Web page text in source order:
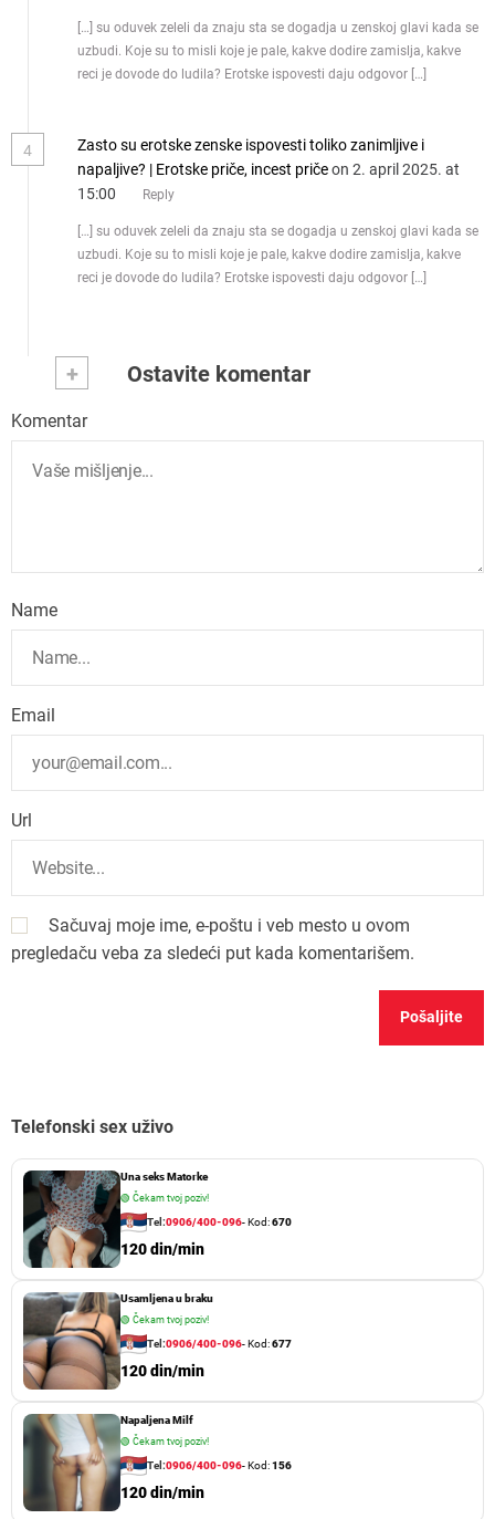
[…] su oduvek zeleli da znaju sta se dogadja u zenskoj glavi kada se
uzbudi. Koje su to misli koje je pale, kakve dodire zamislja, kakve
reci je dovode do ludila? Erotske ispovesti daju odgovor […]
4
Zasto su erotske zenske ispovesti toliko zanimljive i
napaljive? | Erotske priče, incest pričeon 2. april 2025. at
15:00
Reply
[…] su oduvek zeleli da znaju sta se dogadja u zenskoj glavi kada se
uzbudi. Koje su to misli koje je pale, kakve dodire zamislja, kakve
reci je dovode do ludila? Erotske ispovesti daju odgovor […]
+ Ostavite komentar
Komentar
Name
Email
Url
Sačuvaj moje ime, e-poštu i veb mesto u ovom
pregledaču veba za sledeći put kada komentarišem.
Telefonski sex uživo
Una seks Matorke
🟢 Čekam tvoj poziv!
Tel:0906/400-096- Kod:670
120 din/min
Usamljena u braku
🟢 Čekam tvoj poziv!
Tel:0906/400-096- Kod:677
120 din/min
Napaljena Milf
🟢 Čekam tvoj poziv!
Tel:0906/400-096- Kod:156
120 din/min